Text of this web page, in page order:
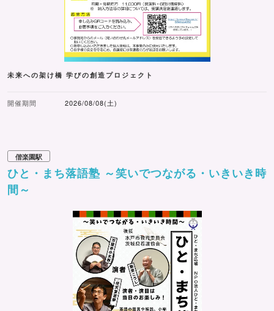
未来への架け橋 学びの創造プロジェクト
開催期間 2026/08/08(土)
偕楽園駅
ひと・まち落語塾 ～笑いでつながる・いきいき時
間～